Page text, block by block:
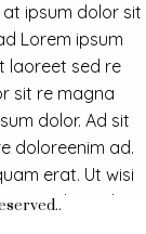
ipsum dolor sit
Lorem ipsum
laoreet sed re
sit re magna
dolor. Ad sit
doloreenim ad.
erat. Ut wisi
tincidunt